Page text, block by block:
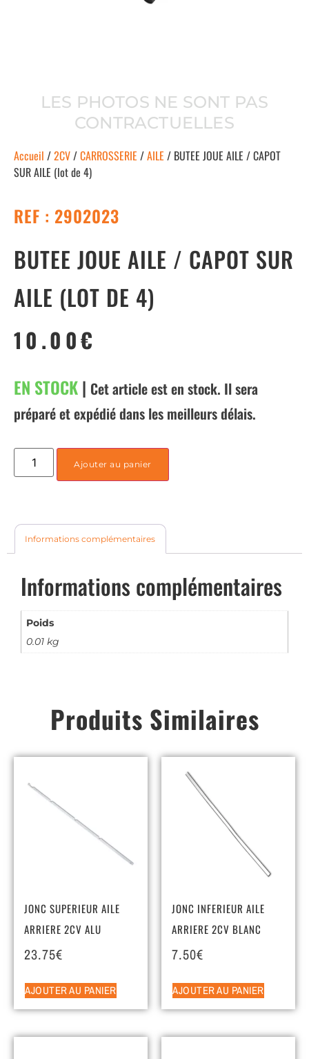
LES PHOTOS NE SONT PAS
CONTRACTUELLES
Accueil /2CV/CARROSSERIE /AILE / BUTEE JOUE AILE / CAPOT
SUR AILE (lot de 4)
REF : 2902023
BUTEE JOUE AILE / CAPOT SUR
AILE (LOT DE 4)
10.00€
EN STOCK| Cet article est en stock. Il sera
préparé et expédié dans les meilleurs délais.
Ajouter au panier
Informations complémentaires
Informations complémentaires
Poids
0.01 kg
Produits Similaires
JONC SUPERIEUR AILE
ARRIERE 2CV ALU
23.75€
AJOUTER AU PANIER
JONC INFERIEUR AILE
ARRIERE 2CV BLANC
7.50€
AJOUTER AU PANIER